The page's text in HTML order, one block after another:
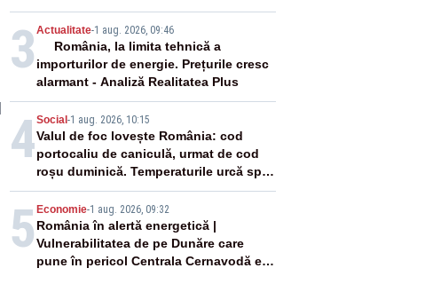
3 Actualitate-1 aug. 2026, 09:46
România, la limita tehnică a
importurilor de energie. Prețurile cresc
alarmant - Analiză Realitatea Plus
4Social -1 aug. 2026, 10:15
Valul de foc lovește România: cod
portocaliu de caniculă, urmat de cod
roșu duminică. Temperaturile urcă spre
40°C
5 Economie-1 aug. 2026, 09:32
România în alertă energetică |
Vulnerabilitatea de pe Dunăre care
pune în pericol Centrala Cernavodă era